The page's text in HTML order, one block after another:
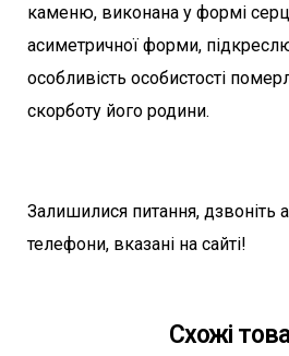
каменю, виконана у формі
асиметричної форми,
особливість особистості
скорботу його родини.
Залишилися питання, дзвоніть
телефони, вказані на сайті!
Схожі